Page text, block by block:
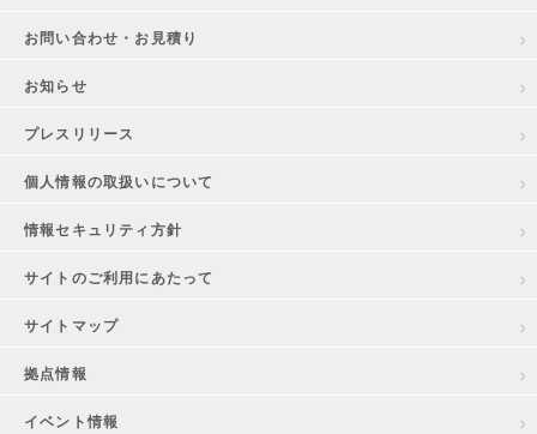
お問い合わせ・お見積り
お知らせ
プレスリリース
個人情報の取扱いについて
情報セキュリティ方針
サイトのご利用にあたって
サイトマップ
拠点情報
イベント情報